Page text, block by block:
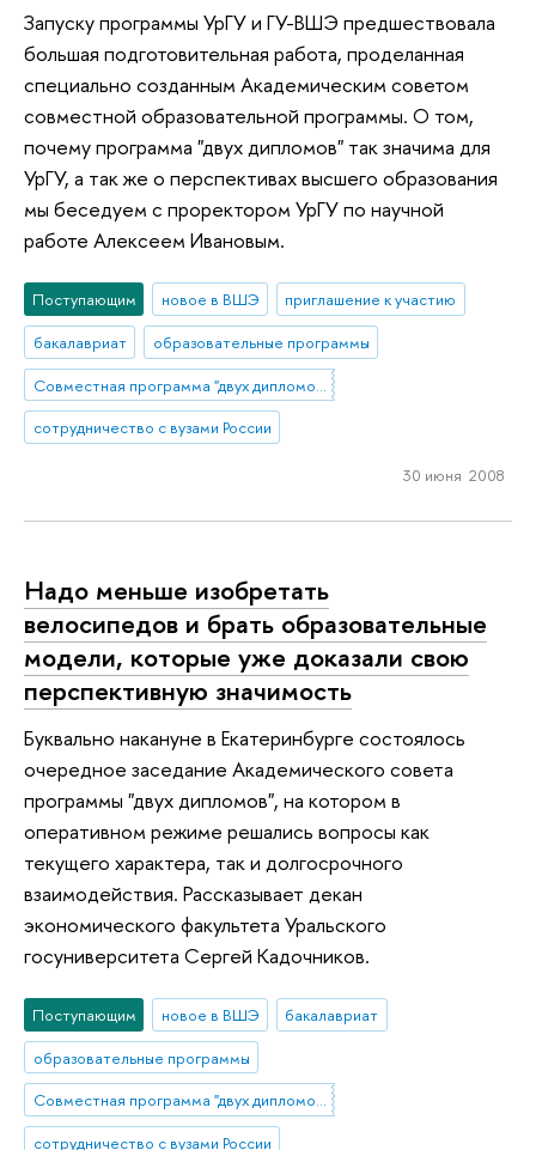
Запуску программы УрГУ и ГУ-ВШЭ предшествовала
большая подготовительная работа, проделанная
специально созданным Академическим советом
совместной образовательной программы. О том,
почему программа "двух дипломов" так значима для
УрГУ, а так же о перспективах высшего образования
мы беседуем с проректором УрГУ по научной
работе Алексеем Ивановым.
Поступающим новое в ВШЭ
приглашение к участию
бакалавриат
образовательные программы
сотрудничество с вузами России
30 июня 2008
Надо меньше изобретать
велосипедов и брать образовательные
модели, которые уже доказали свою
перспективную значимость
Буквально накануне в Екатеринбурге состоялось
очередное заседание Академического совета
программы "двух дипломов", на котором в
оперативном режиме решались вопросы как
текущего характера, так и долгосрочного
взаимодействия. Рассказывает декан
экономического факультета Уральского
госуниверситета Сергей Кадочников.
Поступающим новое в ВШЭ
бакалавриат
образовательные программы
Совместная программа "двух дипломов" УрГУ и НИУ ВШЭ
сотрудничество с вузами России